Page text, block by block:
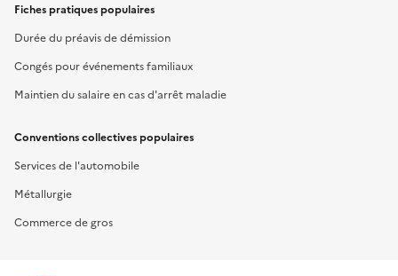
Fiches pratiques populaires
Durée du préavis de démission
Congés pour événements familiaux
Maintien du salaire en cas d'arrêt maladie
Conventions collectives populaires
Services de l'automobile
Métallurgie
Commerce de gros